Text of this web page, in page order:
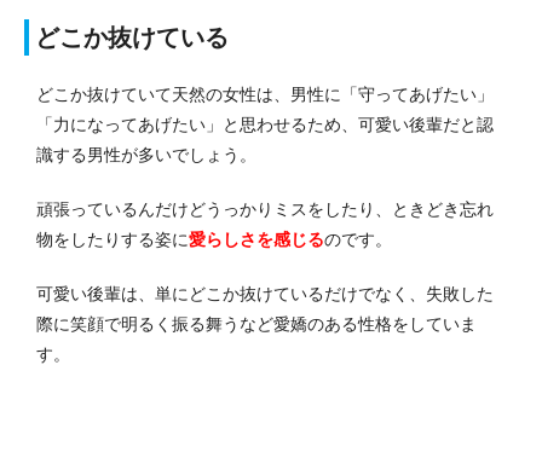
どこか抜けている
どこか抜けていて天然の女性は、男性に「守ってあげたい」
「力になってあげたい」と思わせるため、可愛い後輩だと認
識する男性が多いでしょう。
頑張っているんだけどうっかりミスをしたり、ときどき忘れ
物をしたりする姿に愛らしさを感じるのです。
可愛い後輩は、単にどこか抜けているだけでなく、失敗した
際に笑顔で明るく振る舞うなど愛嬌のある性格をしていま
す。